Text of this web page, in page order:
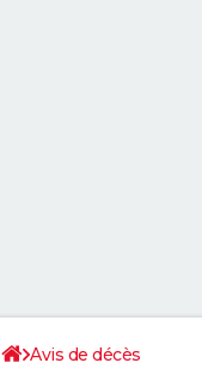
Avis de décès